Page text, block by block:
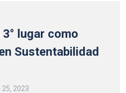
lugar como
Sustentabilidad
2023